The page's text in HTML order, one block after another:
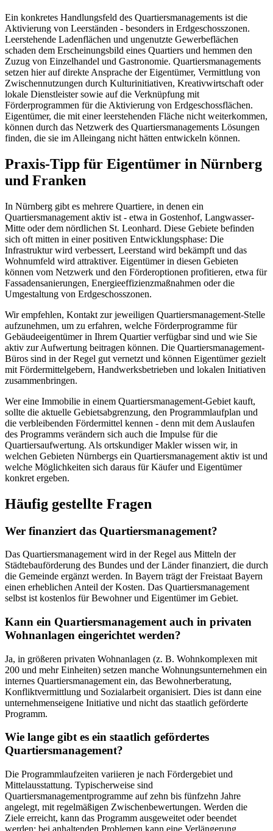
Ein konkretes Handlungsfeld des Quartiersmanagements ist die
Aktivierung von Leerständen - besonders in Erdgeschosszonen.
Leerstehende Ladenflächen und ungenutzte Gewerbeflächen
schaden dem Erscheinungsbild eines Quartiers und hemmen den
Zuzug von Einzelhandel und Gastronomie. Quartiersmanagements
setzen hier auf direkte Ansprache der Eigentümer, Vermittlung von
Zwischennutzungen durch Kulturinitiativen, Kreativwirtschaft oder
lokale Dienstleister sowie auf die Verknüpfung mit
Förderprogrammen für die Aktivierung von Erdgeschossflächen.
Eigentümer, die mit einer leerstehenden Fläche nicht weiterkommen,
können durch das Netzwerk des Quartiersmanagements Lösungen
finden, die sie im Alleingang nicht hätten entwickeln können.
Praxis-Tipp für Eigentümer in Nürnberg
und Franken
In Nürnberg gibt es mehrere Quartiere, in denen ein
Quartiersmanagement aktiv ist - etwa in Gostenhof, Langwasser-
Mitte oder dem nördlichen St. Leonhard. Diese Gebiete befinden
sich oft mitten in einer positiven Entwicklungsphase: Die
Infrastruktur wird verbessert, Leerstand wird bekämpft und das
Wohnumfeld wird attraktiver. Eigentümer in diesen Gebieten
können vom Netzwerk und den Förderoptionen profitieren, etwa für
Fassadensanierungen, Energieeffizienzmaßnahmen oder die
Umgestaltung von Erdgeschosszonen.
Wir empfehlen, Kontakt zur jeweiligen Quartiersmanagement-Stelle
aufzunehmen, um zu erfahren, welche Förderprogramme für
Gebäudeeigentümer in Ihrem Quartier verfügbar sind und wie Sie
aktiv zur Aufwertung beitragen können. Die Quartiersmanagement-
Büros sind in der Regel gut vernetzt und können Eigentümer gezielt
mit Fördermittelgebern, Handwerksbetrieben und lokalen Initiativen
zusammenbringen.
Wer eine Immobilie in einem Quartiersmanagement-Gebiet kauft,
sollte die aktuelle Gebietsabgrenzung, den Programmlaufplan und
die verbleibenden Fördermittel kennen - denn mit dem Auslaufen
des Programms verändern sich auch die Impulse für die
Quartiersaufwertung. Als ortskundiger Makler wissen wir, in
welchen Gebieten Nürnbergs ein Quartiersmanagement aktiv ist und
welche Möglichkeiten sich daraus für Käufer und Eigentümer
konkret ergeben.
Häufig gestellte Fragen
Wer finanziert das Quartiersmanagement?
Das Quartiersmanagement wird in der Regel aus Mitteln der
Städtebauförderung des Bundes und der Länder finanziert, die durch
die Gemeinde ergänzt werden. In Bayern trägt der Freistaat Bayern
einen erheblichen Anteil der Kosten. Das Quartiersmanagement
selbst ist kostenlos für Bewohner und Eigentümer im Gebiet.
Kann ein Quartiersmanagement auch in privaten
Wohnanlagen eingerichtet werden?
Ja, in größeren privaten Wohnanlagen (z. B. Wohnkomplexen mit
200 und mehr Einheiten) setzen manche Wohnungsunternehmen ein
internes Quartiersmanagement ein, das Bewohnerberatung,
Konfliktvermittlung und Sozialarbeit organisiert. Dies ist dann eine
unternehmenseigene Initiative und nicht das staatlich geförderte
Programm.
Wie lange gibt es ein staatlich gefördertes
Quartiersmanagement?
Die Programmlaufzeiten variieren je nach Fördergebiet und
Mittelausstattung. Typischerweise sind
Quartiersmanagementprogramme auf zehn bis fünfzehn Jahre
angelegt, mit regelmäßigen Zwischenbewertungen. Werden die
Ziele erreicht, kann das Programm ausgeweitet oder beendet
werden; bei anhaltenden Problemen kann eine Verlängerung